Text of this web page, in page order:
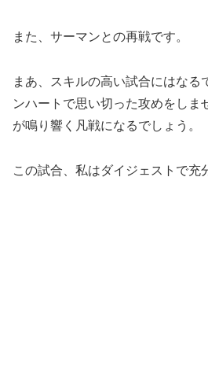
また、サーマンとの再戦です。
まあ、スキルの高い試合にはなる
ンハートで思い切った攻めをしま
が鳴り響く凡戦になるでしょう。
この試合、私はダイジェストで充